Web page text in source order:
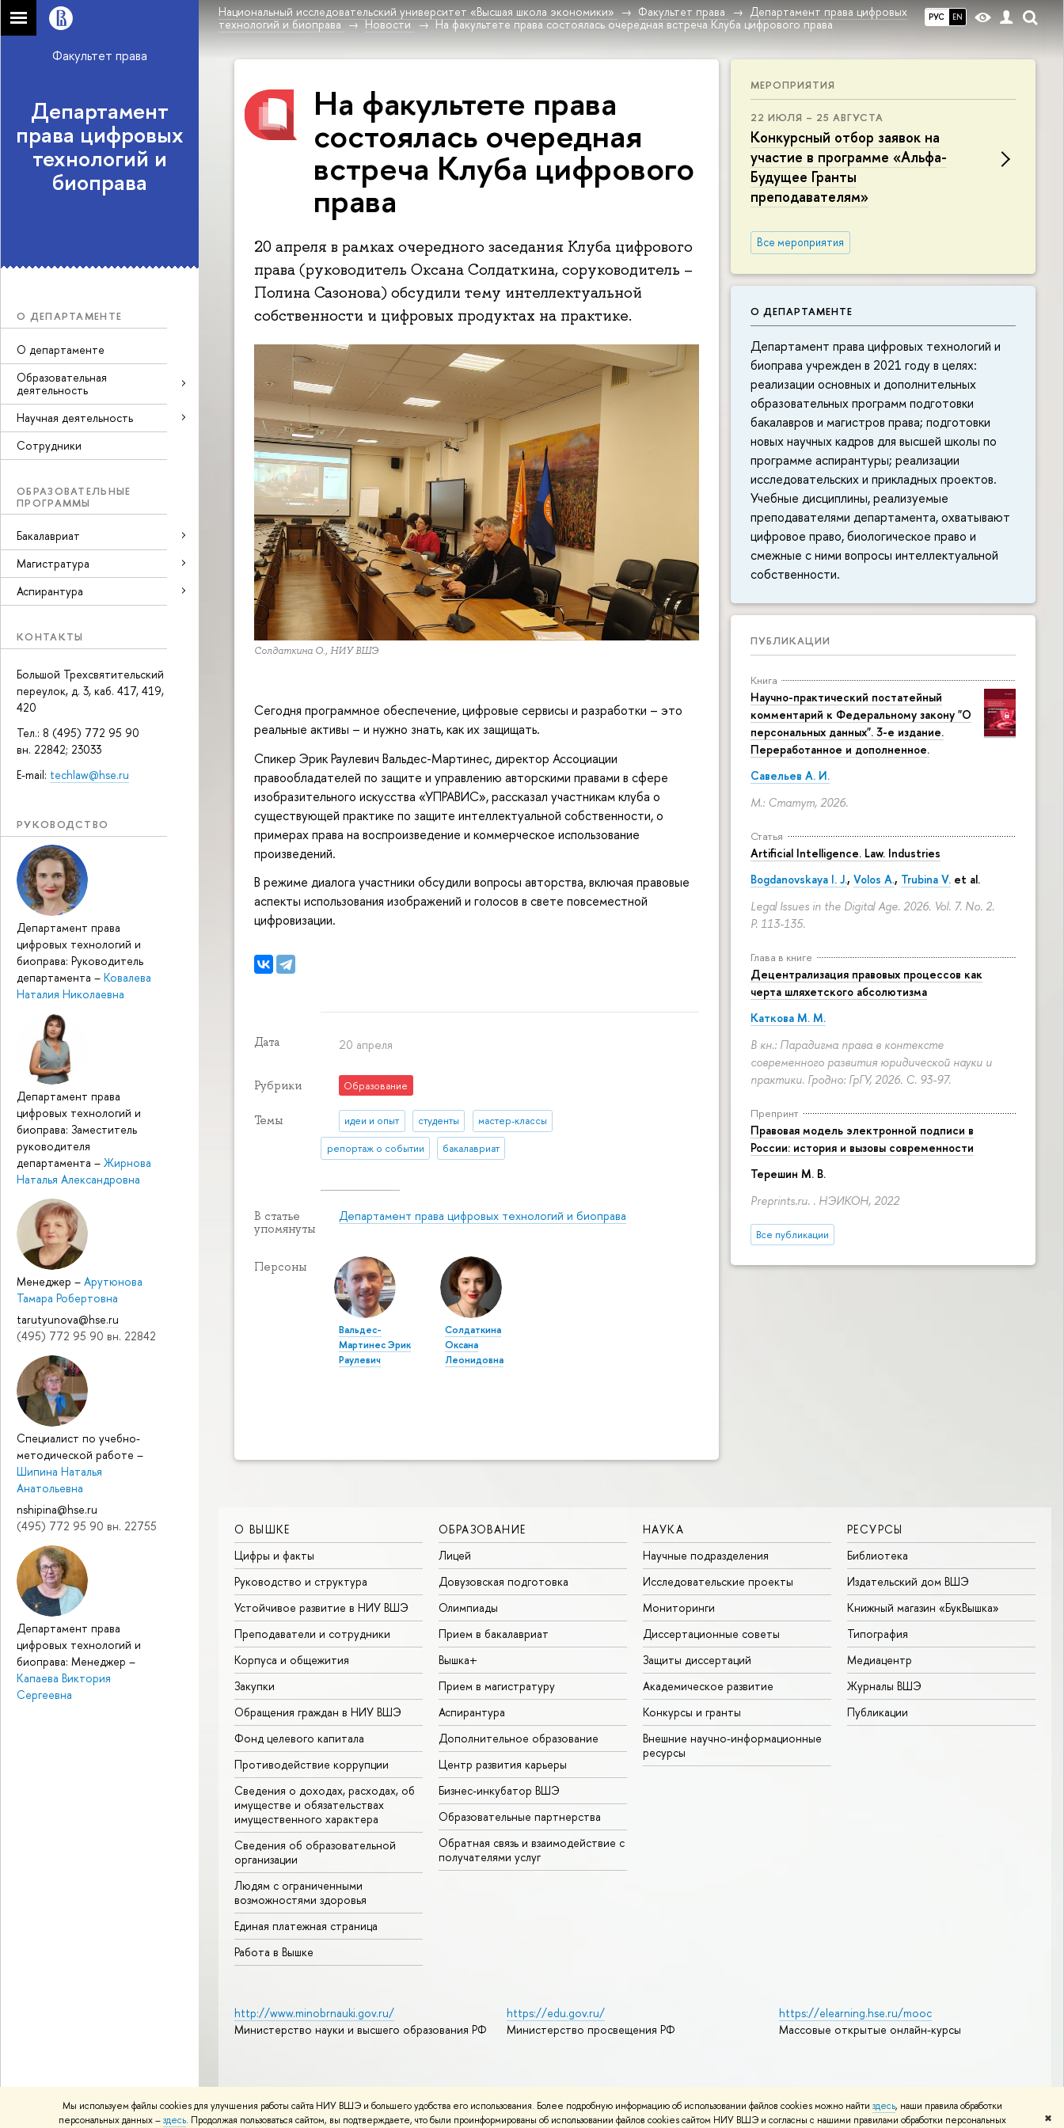
Мы используем файлы cookies для улучшения работы сайта НИУ ВШЭ и большего удобства его использования. Более подробную информацию об использовании файлов cookies можно найти здесь, наши правила обработки
персональных данных –здесь. Продолжая пользоваться сайтом, вы подтверждаете, что были проинформированы об использовании файлов cookies сайтом НИУ ВШЭ и согласны с нашими правилами обработки персональных ✖
РУС EN
Национальный исследовательский университет «Высшая школа экономики» Факультет права
Департамент права цифровых
технологий и биоправа
Новости На факультете права состоялась очередная встреча Клуба цифрового права
Факультет права
Департамент
права цифровых
технологий и
биоправа
О ДЕПАРТАМЕНТЕ
О департаменте
Образовательная
деятельность
Научная деятельность
Сотрудники
ОБРАЗОВАТЕЛЬНЫЕ
ПРОГРАММЫ
Бакалавриат
Магистратура
Аспирантура
КОНТАКТЫ
Большой Трехсвятительский
переулок, д. 3, каб. 417, 419,
420
Тел.: 8 (495) 772 95 90
вн. 22842; 23033
E-mail: techlaw@hse.ru
РУКОВОДСТВО
Департамент права
цифровых технологий и
биоправа: Руководитель
департамента – Ковалева
Наталия Николаевна
Департамент права
цифровых технологий и
биоправа: Заместитель
руководителя
департамента – Жирнова
Наталья Александровна
Менеджер – Арутюнова
Тамара Робертовна
tarutyunova@hse.ru
(495) 772 95 90 вн. 22842
Специалист по учебно-
методической работе –
Шипина Наталья
Анатольевна
nshipina@hse.ru
(495) 772 95 90 вн. 22755
Департамент права
цифровых технологий и
биоправа: Менеджер –
Капаева Виктория
Сергеевна
МЕРОПРИЯТИЯ
22 ИЮЛЯ – 25 АВГУСТА
Конкурсный отбор заявок на
участие в программе «Альфа-
Будущее Гранты
преподавателям»
Все мероприятия
О ДЕПАРТАМЕНТЕ
Департамент права цифровых технологий и
биоправа учрежден в 2021 году в целях:
реализации основных и дополнительных
образовательных программ подготовки
бакалавров и магистров права; подготовки
новых научных кадров для высшей школы по
программе аспирантуры; реализации
исследовательских и прикладных проектов.
Учебные дисциплины, реализуемые
преподавателями департамента, охватывают
цифровое право, биологическое право и
смежные с ними вопросы интеллектуальной
собственности.
ПУБЛИКАЦИИ
Книга
Научно-практический постатейный
комментарий к Федеральному закону "О
персональных данных". 3-е издание.
Переработанное и дополненное.
Савельев А. И.
М.: Статут, 2026.
Статья
Artificial Intelligence. Law. Industries
Bogdanovskaya I. J., Volos A., Trubina V. et al.
Legal Issues in the Digital Age. 2026. Vol. 7. No. 2.
P. 113-135.
Глава в книге
Децентрализация правовых процессов как
черта шляхетского абсолютизма
Каткова М. М.
В кн.: Парадигма права в контексте
современного развития юридической науки и
практики. Гродно: ГрГУ, 2026. С. 93-97.
Препринт
Правовая модель электронной подписи в
России: история и вызовы современности
Терешин М. В.
Preprints.ru. . НЭИКОН, 2022
Все публикации
На факультете права
состоялась очередная
встреча Клуба цифрового
права
20 апреля в рамках очередного заседания Клуба цифрового
права (руководитель Оксана Солдаткина, соруководитель –
Полина Сазонова) обсудили тему интеллектуальной
собственности и цифровых продуктах на практике.
Солдаткина О., НИУ ВШЭ
Сегодня программное обеспечение, цифровые сервисы и разработки – это
реальные активы – и нужно знать, как их защищать.
Спикер Эрик Раулевич Вальдес-Мартинес, директор Ассоциации
правообладателей по защите и управлению авторскими правами в сфере
изобразительного искусства «УПРАВИС», рассказал участникам клуба о
существующей практике по защите интеллектуальной собственности, о
примерах права на воспроизведение и коммерческое использование
произведений.
В режиме диалога участники обсудили вопросы авторства, включая правовые
аспекты использования изображений и голосов в свете повсеместной
цифровизации.
Дата 20 апреля
Рубрики Образование
Темы идеи и опыт студенты мастер-классы
репортаж о событии бакалавриат
В статье
упомянуты
Департамент права цифровых технологий и биоправа
Персоны
Вальдес-
Мартинес Эрик
Раулевич
Солдаткина
Оксана
Леонидовна
О ВЫШКЕ
Цифры и факты
Руководство и структура
Устойчивое развитие в НИУ ВШЭ
Преподаватели и сотрудники
Корпуса и общежития
Закупки
Обращения граждан в НИУ ВШЭ
Фонд целевого капитала
Противодействие коррупции
Сведения о доходах, расходах, об
имуществе и обязательствах
имущественного характера
Сведения об образовательной
организации
Людям с ограниченными
возможностями здоровья
Единая платежная страница
Работа в Вышке
ОБРАЗОВАНИЕ
Лицей
Довузовская подготовка
Олимпиады
Прием в бакалавриат
Вышка+
Прием в магистратуру
Аспирантура
Дополнительное образование
Центр развития карьеры
Бизнес-инкубатор ВШЭ
Образовательные партнерства
Обратная связь и взаимодействие с
получателями услуг
НАУКА
Научные подразделения
Исследовательские проекты
Мониторинги
Диссертационные советы
Защиты диссертаций
Академическое развитие
Конкурсы и гранты
Внешние научно-информационные
ресурсы
РЕСУРСЫ
Библиотека
Издательский дом ВШЭ
Книжный магазин «БукВышка»
Типография
Медиацентр
Журналы ВШЭ
Публикации
http://www.minobrnauki.gov.ru/
Министерство науки и высшего образования РФ
https://edu.gov.ru/
Министерство просвещения РФ
https://elearning.hse.ru/mooc
Массовые открытые онлайн-курсы
Политика конфиденциальностиКарта сайта